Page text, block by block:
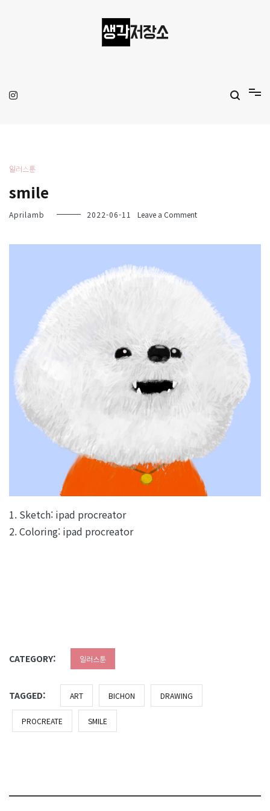
일러스툰
smile
Aprilamb 2022-06-11 Leave a Commenton
1. Sketch: ipad procreator
2. Coloring: ipad procreator
CATEGORY: 일러스툰
TAGGED: ART BICHON DRAWING
PROCREATE SMILE